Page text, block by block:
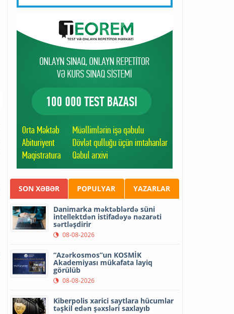
SON XƏBƏR POPULYAR YAZARLAR
Danimarka məktəblərdə süni
intellektdən istifadəyə nəzarəti
sərtləşdirir
08-08-2026
“Azərkosmos”un KOSMİK
Akademiyası mükafata layiq
görülüb
08-08-2026
Kiberpolis xarici saytlara hücumlar
təşkil edən şəxsləri saxlayıb